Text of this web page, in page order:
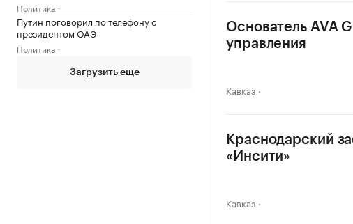
Политика
Путин поговорил по телефону с
президентом ОАЭ
Политика
Загрузить еще
Основатель AVA
управления
Кавказ
Краснодарский
«Инсити»
Кавказ